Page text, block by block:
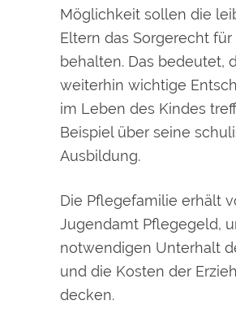
Möglichkeit sollen die
Eltern das Sorgerecht für
behalten. Das bedeutet,
weiterhin wichtige
im Leben des Kindes
Beispiel über seine
Ausbildung.
Die Pflegefamilie erhält
Jugendamt Pflegegeld,
notwendigen Unterhalt
und die Kosten der
decken.